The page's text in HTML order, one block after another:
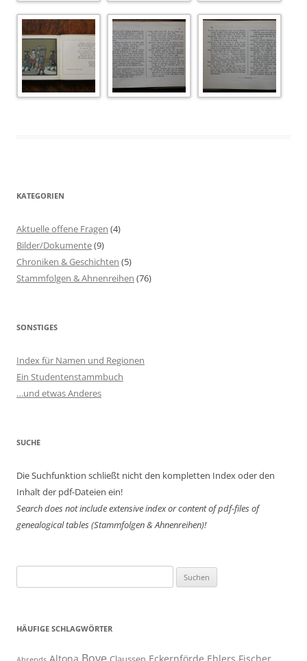
KATEGORIEN
Aktuelle offene Fragen (4)
Bilder/Dokumente(9)
Chroniken & Geschichten (5)
Stammfolgen & Ahnenreihen (76)
SONSTIGES
Index für Namen und Regionen
Ein Studentenstammbuch
…und etwas Anderes
SUCHE
Die Suchfunktion schließt nicht den kompletten Index oder den
Inhalt der pdf-Dateien ein!
Search does not include extensive index or content ofpdf-files of
genealogical tables (Stammfolgen & Ahnenreihen)!
nach:
HÄUFIGE SCHLAGWÖRTER